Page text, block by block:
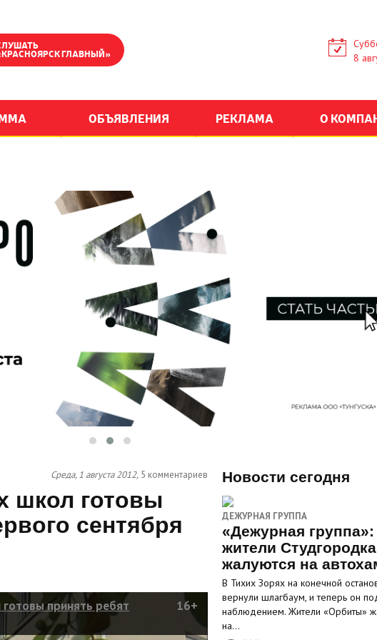
ГЛАВНЫЙ»
8
ОБЪЯВЛЕНИЯ РЕКЛАМА О
Среда, 1 августа 2012, 5 комментариев
школ готовы
сентября
принять ребят
16+
Новости сегодня
ДЕЖУРНАЯ ГРУППА
«Дежурная группа»:
жители Студгородка
жалуются на
В Тихих Зорях на конечной
вернули шлагбаум, и теперь он
наблюдением. Жители «Орбиты»
на…